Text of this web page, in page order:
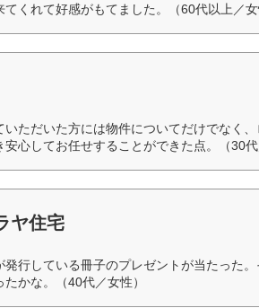
くれて好感がもてました。（60代以上／女
いただいた方には物件についてだけでなく
安心してお任せすることができた点。（30代
ヤ住宅
発行している冊子のプレゼントが当たった
かな。（40代／女性）